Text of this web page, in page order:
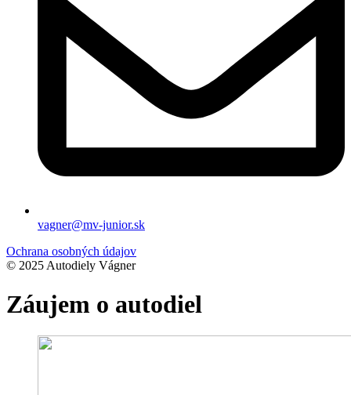
vagner@mv-junior.sk
Ochrana osobných údajov
© 2025 Autodiely Vágner
Záujem o autodiel